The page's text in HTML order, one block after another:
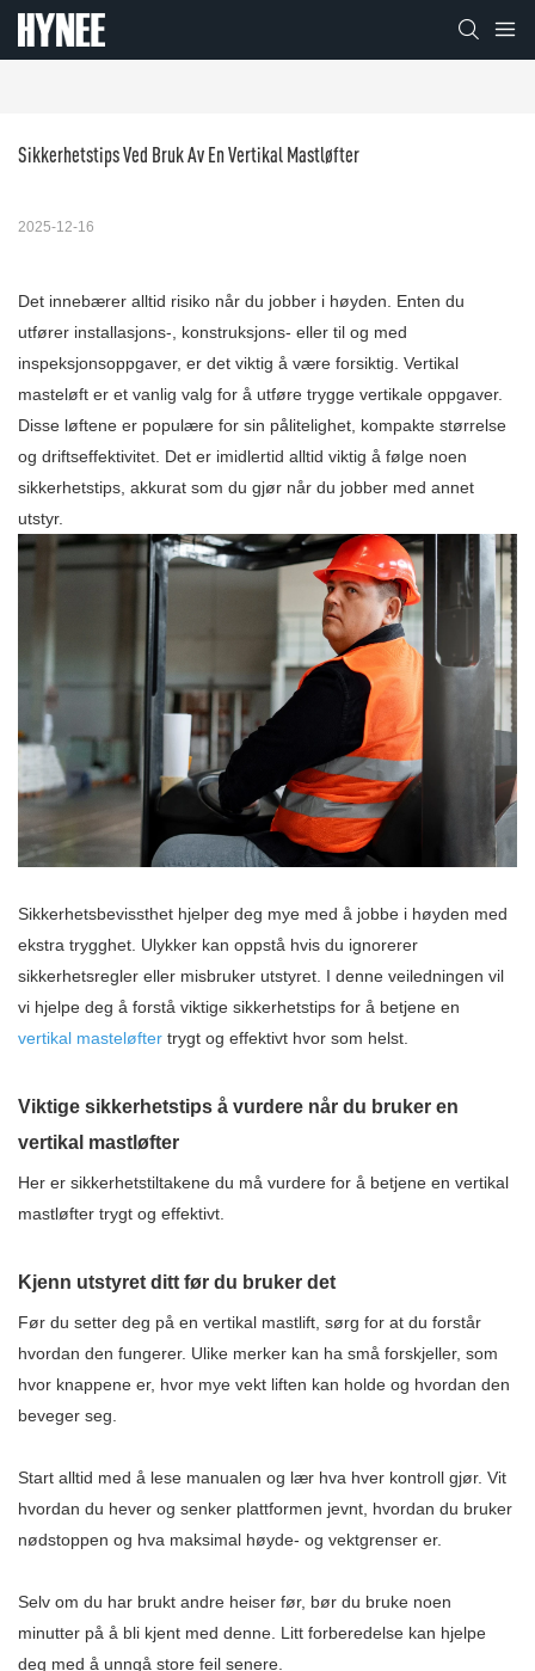
Sikkerhetstips Ved Bruk Av En Vertikal Mastløfter
2025-12-16
Det innebærer alltid risiko når du jobber i høyden. Enten du
utfører installasjons-, konstruksjons- eller til og med
inspeksjonsoppgaver, er det viktig å være forsiktig. Vertikal
masteløft er et vanlig valg for å utføre trygge vertikale oppgaver.
Disse løftene er populære for sin pålitelighet, kompakte størrelse
og driftseffektivitet. Det er imidlertid alltid viktig å følge noen
sikkerhetstips, akkurat som du gjør når du jobber med annet
utstyr.
Sikkerhetsbevissthet hjelper deg mye med å jobbe i høyden med
ekstra trygghet. Ulykker kan oppstå hvis du ignorerer
sikkerhetsregler eller misbruker utstyret. I denne veiledningen vil
vi hjelpe deg å forstå viktige sikkerhetstips for å betjene en
vertikal masteløfter trygt og effektivt hvor som helst.
Viktige sikkerhetstips å vurdere når du bruker en
vertikal mastløfter
Her er sikkerhetstiltakene du må vurdere for å betjene en vertikal
mastløfter trygt og effektivt.
Kjenn utstyret ditt før du bruker det
Før du setter deg på en vertikal mastlift, sørg for at du forstår
hvordan den fungerer. Ulike merker kan ha små forskjeller, som
hvor knappene er, hvor mye vekt liften kan holde og hvordan den
beveger seg.
Start alltid med å lese manualen og lær hva hver kontroll gjør. Vit
hvordan du hever og senker plattformen jevnt, hvordan du bruker
nødstoppen og hva maksimal høyde- og vektgrenser er.
Selv om du har brukt andre heiser før, bør du bruke noen
minutter på å bli kjent med denne. Litt forberedelse kan hjelpe
deg med å unngå store feil senere.